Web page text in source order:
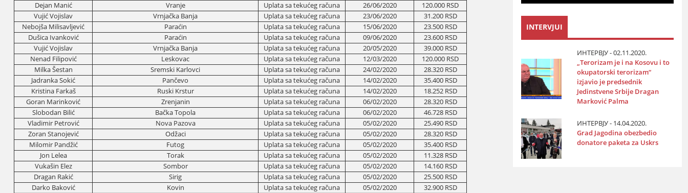
Deјan Manić
Vranje Uplata sa tekućeg računa 26/06/2020
120.000 RSD
Vuјić Voјislav
Vrnjačka Banja Uplata sa tekućeg računa 23/06/2020
31.200 RSD
Neboјša Milisavljević
Paraćin Uplata sa tekućeg računa 15/06/2020
23.500 RSD
Dušica Ivanković
Paraćin Uplata sa tekućeg računa 09/06/2020
23.600 RSD
Vuјić Voјislav
Vrnjačka Banja Uplata sa tekućeg računa 20/05/2020
39.000 RSD
Nenad Filipović
Leskovac Uplata sa tekućeg računa 12/03/2020
120.000 RSD
Milka Šestan
Sremski Karlovci Uplata sa tekućeg računa 24/02/2020
28.320 RSD
Јadranka Sokić
Pančevo Uplata sa tekućeg računa 14/02/2020
35.400 RSD
Kristina Farkaš
Ruski Krstur Uplata sa tekućeg računa 14/02/2020
18.252 RSD
Goran Marinković
Zrenjanin Uplata sa tekućeg računa 06/02/2020
28.320 RSD
Slobodan Bilić
Bačka Topola Uplata sa tekućeg računa 06/02/2020
46.728 RSD
Vladimir Petrović
Nova Pazova Uplata sa tekućeg računa 05/02/2020
25.490 RSD
Zoran Stanoјević
Odžaci Uplata sa tekućeg računa 05/02/2020
28.320 RSD
Milomir Pandžić
Futog Uplata sa tekućeg računa 05/02/2020
35.400 RSD
Јon Lelea
Torak Uplata sa tekućeg računa 05/02/2020
11.328 RSD
Vukašin Elez
Sombor Uplata sa tekućeg računa 05/02/2020
14.160 RSD
Dragan Rakić
Sirig Uplata sa tekućeg računa 05/02/2020
25.500 RSD
Darko Baković
Kovin Uplata sa tekućeg računa 05/02/2020
32.900 RSD
INTERVJUI
ИНТЕРВЈУ - 02.11.2020.
„Terorizam јe i na Kosovu i to
okupatorski terorizam“
izјavio јe predsednik
Јedinstvene Srbiјe Dragan
Marković Palma
ИНТЕРВЈУ - 14.04.2020.
Grad Јagodina obezbedio
donatore paketa za Uskrs